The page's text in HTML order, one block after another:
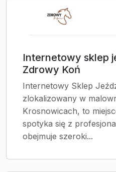
Internetowy sklep
Zdrowy Koń
Internetowy Sklep
zlokalizowany w
Krosnowicach, to
spotyka się z
obejmuje szeroki...